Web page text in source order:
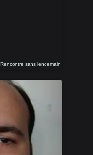
Rencontre sans lendemain